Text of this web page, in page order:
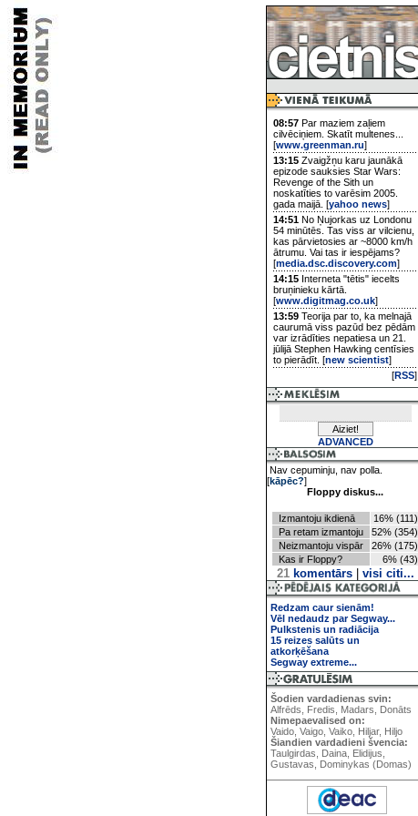
08:57 Par maziem zaļiem
cilvēciņiem. Skatīt multenes...
[www.greenman.ru]
13:15 Zvaigžņu karu jaunākā
epizode sauksies Star Wars:
Revenge of the Sith un
noskatīties to varēsim 2005.
gada maijā. [yahoo news]
14:51 No Ņujorkas uz Londonu
54 minūtēs. Tas viss ar vilcienu,
kas pārvietosies ar ~8000 km/h
ātrumu. Vai tas ir iespējams?
[media.dsc.discovery.com]
14:15 Interneta "tētis" iecelts
bruņinieku kārtā.
[www.digitmag.co.uk]
13:59 Teorija par to, ka melnajā
caurumā viss pazūd bez pēdām
var izrādīties nepatiesa un 21.
jūlijā Stephen Hawking centīsies
to pierādīt. [new scientist]
[RSS]
ADVANCED
Nav cepuminju, nav polla.
[kāpēc?]
Floppy diskus...
Izmantoju ikdienā
16% (111)
Pa retam izmantoju
52% (354)
Neizmantoju vispār
26% (175)
Kas ir Floppy?
6% (43)
21komentārs| visi citi...
Redzam caur sienām!
Vēl nedaudz par Segway...
Pulkstenis un radiācija
15 reizes salūts un
atkorķēšana
Segway extreme...
Šodien vardadienas svin:
Alfrēds, Fredis, Madars, Donāts
Nimepaevalised on:
Vaido, Vaigo, Vaiko, Hiljar, Hiljo
Šiandien vardadieni švencia:
Taulgirdas, Daina, Elidijus,
Gustavas, Dominykas (Domas)